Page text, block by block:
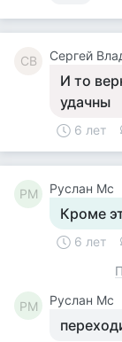
СВ Сергей
И то
удачны
6 лет
РМ Руслан Мс
Кроме
6 лет
РМ Руслан Мс